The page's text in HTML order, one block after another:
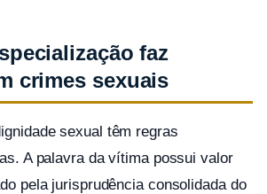
faz
crimes sexuais
sexual têm regras
A palavra da vítima possui valor
pela jurisprudência consolidada do